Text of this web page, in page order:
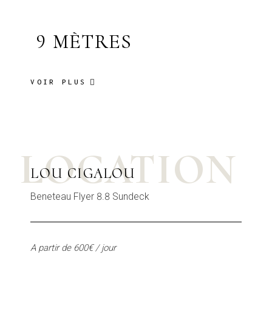
9 MÈTRES
VOIR PLUS
LOCATION
LOU CIGALOU
Beneteau Flyer 8.8 Sundeck
A partir de 600€ / jour